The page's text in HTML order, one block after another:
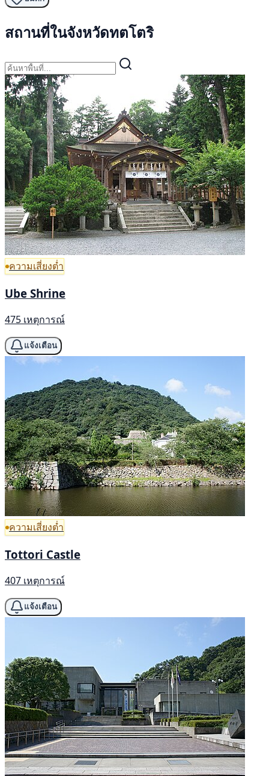
สถานที่ในจังหวัดทตโตริ
ความเสี่ยงต่ำ
Ube Shrine
475 เหตุการณ์
แจ้งเตือน
ความเสี่ยงต่ำ
Tottori Castle
407 เหตุการณ์
แจ้งเตือน